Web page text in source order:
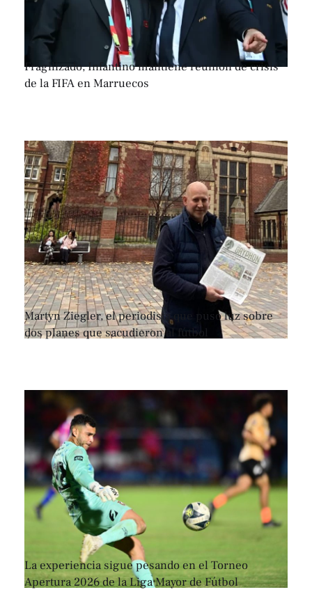
Fragilizado, Infantino mantiene reunión de crisis
de la FIFA en Marruecos
Martyn Ziegler, el periodista que puso luz sobre
dos planes que sacudieron al fútbol
La experiencia sigue pesando en el Torneo
Apertura 2026 de la Liga Mayor de Fútbol